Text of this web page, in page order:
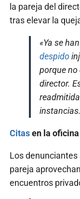
la pareja del
tras elevar la
«Ya se
despido
porque no
director.
Citasen la
Los
pareja
encuentros